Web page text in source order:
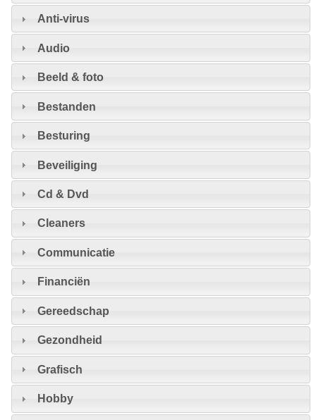
Anti-virus
Audio
Beeld & foto
Bestanden
Besturing
Beveiliging
Cd & Dvd
Cleaners
Communicatie
Financiën
Gereedschap
Gezondheid
Grafisch
Hobby